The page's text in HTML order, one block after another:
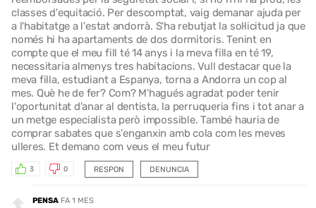
classes d'equitació. Per descomptat, vaig demanar ajuda per
a l'habitatge a l'estat andorrà. S'ha rebutjat la sol·licitud ja que
només hi ha apartaments de dos dormitoris. Tenint en
compte que el meu fill té 14 anys i la meva filla en té 19,
necessitaria almenys tres habitacions. Vull destacar que la
meva filla, estudiant a Espanya, torna a Andorra un cop al
mes. Què he de fer? Com? M'hagués agradat poder tenir
l'oportunitat d'anar al dentista, la perruqueria fins i tot anar a
un metge especialista però impossible. També hauria de
comprar sabates que s'enganxin amb cola com les meves
ulleres. Et demano com veus el meu futur
RESPON
3 0 DENUNCIA
PENSA FA 1 MES